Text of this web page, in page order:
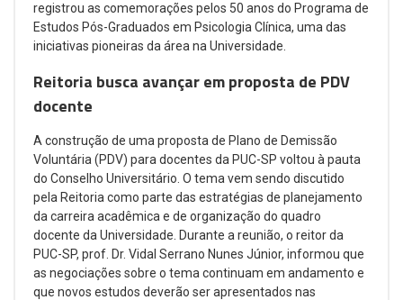
registrou as comemorações pelos 50 anos do Programa de
Estudos Pós-Graduados em Psicologia Clínica, uma das
iniciativas pioneiras da área na Universidade.
Reitoria busca avançar em proposta de PDV
docente
A construção de uma proposta de Plano de Demissão
Voluntária (PDV) para docentes da PUC-SP voltou à pauta
do Conselho Universitário. O tema vem sendo discutido
pela Reitoria como parte das estratégias de planejamento
da carreira acadêmica e de organização do quadro
docente da Universidade. Durante a reunião, o reitor da
PUC-SP, prof. Dr. Vidal Serrano Nunes Júnior, informou que
as negociações sobre o tema continuam em andamento e
que novos estudos deverão ser apresentados nas